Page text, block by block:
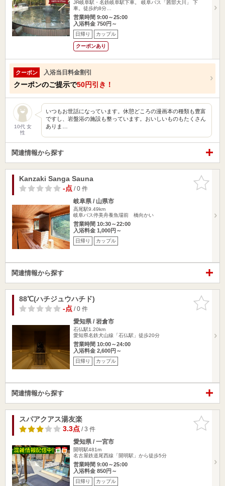
JR岐阜駅・名鉄岐阜駅下車。 岐阜バス「茜部大川」 下
車。徒歩約8分…
営業時間 9:00～25:00
入浴料金 750円～
日帰り カップル
クーポンあり
クーポン 入浴当日料金割引
クーポンのご提示で50円引き！
10代 女
性
いつもお世話になっています。休憩どころの漫画本の種類も豊富
ですし、岩盤浴の施設も整っています。おいしいものもたくさん
ありま…
関連情報から探す
お気に入
りに追加
Kanzaki Sanga Sauna
-点/ 0 件
岐阜県 / 山県市
高尾駅9.49km
岐阜バス停美舟養魚場前 橋向かい
営業時間 10:30～22:00
入浴料金 1,000円～
日帰り カップル
関連情報から探す
お気に入
りに追加
88℃(ハチジュウハチド)
-点/ 0 件
愛知県 / 岩倉市
石仏駅1.20km
愛知県名鉄犬山線「石仏駅」徒歩20分
営業時間 10:00～24:00
入浴料金 2,600円～
日帰り カップル
関連情報から探す
お気に入
りに追加
スパアクアス湯友楽
3.3点/ 3 件
愛知県 / 一宮市
開明駅481m
名古屋鉄道尾西線「開明駅」から徒歩5分
営業時間 9:00～25:00
入浴料金 850円～
日帰り カップル